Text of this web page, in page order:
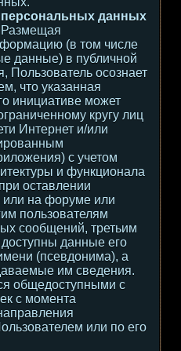
персональных данных
Размещая
(в том числе
данные) в публичной
Пользователь осознает
что указанная
инициативе может
кругу лиц
Интернет и/или
с учетом
и функционала
оставлении
или на форуме или
пользователям
сообщений, третьим
данные его
(псевдонима), а
им сведения.
общедоступными с
с момента
или по его